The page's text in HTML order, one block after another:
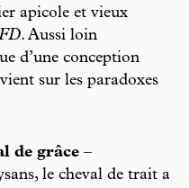
apicole et vieux
. Aussi loin
d’une conception
sur les paradoxes
de grâce –
le cheval de trait a